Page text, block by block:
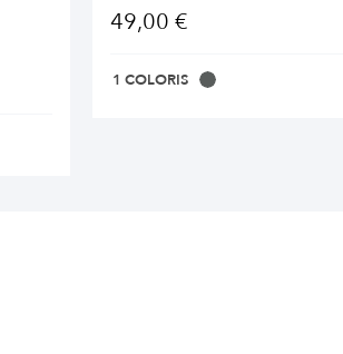
49,00 €
1 COLORIS